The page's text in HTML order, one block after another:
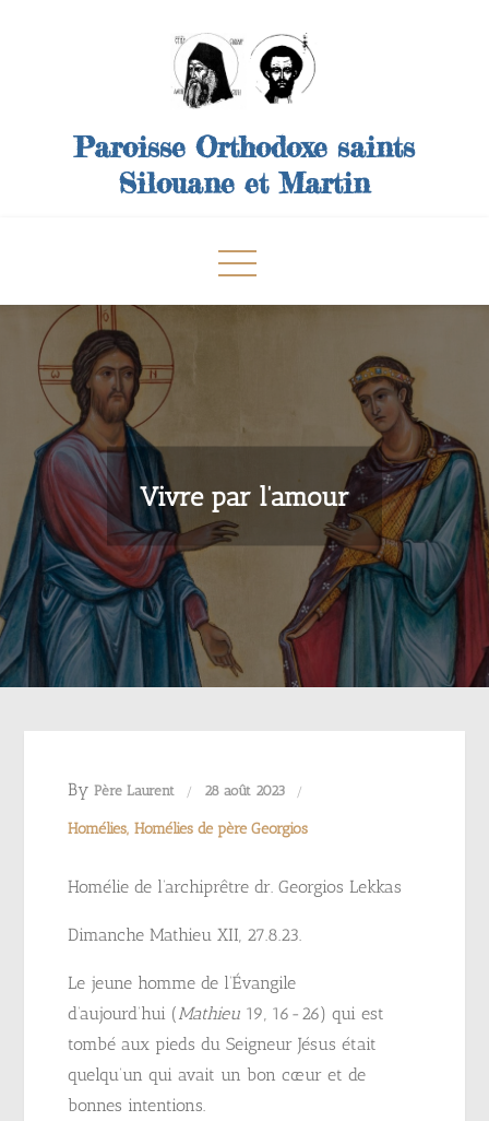
Paroisse Orthodoxe saints
Silouane et Martin
Vivre par l’amour
ByPère Laurent 28 août 2023
Homélies Homélies de père Georgios
Homélie de l’archiprêtre dr. Georgios Lekkas
Dimanche Mathieu XII, 27.8.23.
Le jeune homme de l’Évangile
d’aujourd’hui (Mathieu 19, 16-26) qui est
tombé aux pieds du Seigneur Jésus était
quelqu’un qui avait un bon cœur et de
bonnes intentions.